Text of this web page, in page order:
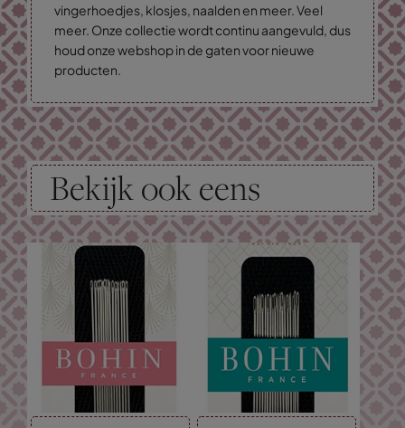
vingerhoedjes, klosjes, naalden en meer. Veel
meer. Onze collectie wordt continu aangevuld, dus
houd onze webshop in de gaten voor nieuwe
producten.
Bekijk ook eens